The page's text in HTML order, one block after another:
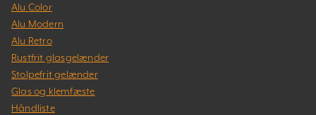
Alu Color
Alu Modern
Alu Retro
Rustfrit glasgelænder
Stolpefrit gelænder
Glas og klemfæste
Håndliste